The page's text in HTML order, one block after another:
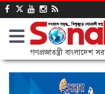
গণপ্রজাতন্ত্রী বাংলাদেশ